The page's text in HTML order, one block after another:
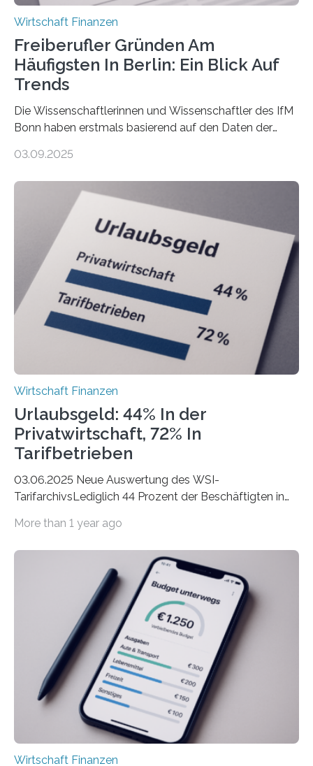
Wirtschaft Finanzen
Freiberufler Gründen Am
Häufigsten In Berlin: Ein Blick Auf
Trends
Die Wissenschaftlerinnen und Wissenschaftler des IfM
Bonn haben erstmals basierend auf den Daten der
Landkreise mit den meisten Gründungen von
ist demnach Berlin. Betrachtet man nur die Gründungen
der Freiberuflerinnen, so liegt Leipzig an der Spitze. In
Berlin starteten in 2024 die meisten Personen in eine
eigene freiberufliche Existenz, dahinter folgten die
Städte Hamburg, München und Köln. Betrachtet man
hingegen die Existenzgründungsintensität – die Anzahl
der freiberuflichen Gründungen je…
03.09.2025
Wirtschaft Finanzen
Urlaubsgeld: 44% In der
Privatwirtschaft, 72% In
Tarifbetrieben
03.06.2025 Neue Auswertung des WSI-
TarifarchivsLediglich 44 Prozent der Beschäftigten in
tarifgebundenen Betrieben ist der Anteil mit 72 Prozent
Unterkünfte fast überall deutlich teurer geworden. Für
viele Beschäftigte ist deshalb das zumeist im Juni oder
Juli ausgezahlte Urlaubsgeld ein wichtiger Faktor, um
sich den wohlverdienten Jahresurlaub leisten zu
können. Allerdings erhält mit 44 Prozent noch nicht
einmal die Hälfte aller Beschäftigten in der
Privatwirtschaft Urlaubsgeld. Zu diesem…
More than 1 year ago
Wirtschaft Finanzen